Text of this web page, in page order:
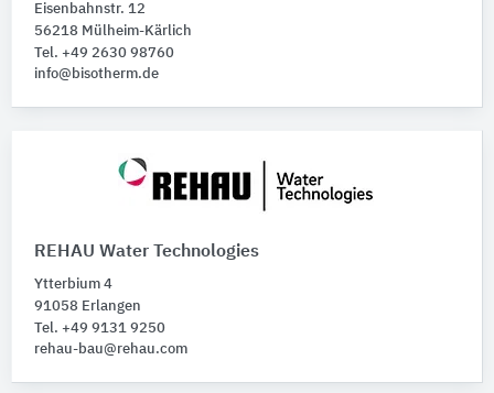
Eisenbahnstr. 12
56218 Mülheim-Kärlich
Tel. +49 2630 98760
info@bisotherm.de
REHAU Water Technologies
Ytterbium 4
91058 Erlangen
Tel. +49 9131 9250
rehau-bau@rehau.com